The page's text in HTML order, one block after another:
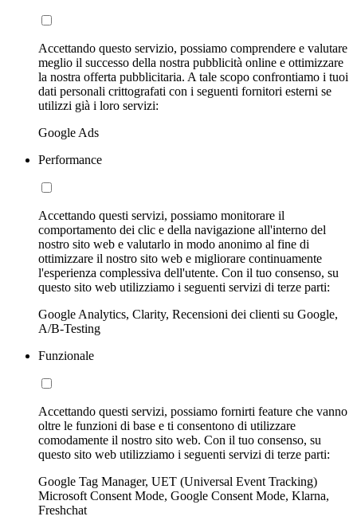
Accettando questo servizio, possiamo comprendere e valutare
meglio il successo della nostra pubblicità online e ottimizzare
la nostra offerta pubblicitaria. A tale scopo confrontiamo i tuoi
dati personali crittografati con i seguenti fornitori esterni se
utilizzi già i loro servizi:
Google Ads
Performance
Accettando questi servizi, possiamo monitorare il
comportamento dei clic e della navigazione all'interno del
nostro sito web e valutarlo in modo anonimo al fine di
ottimizzare il nostro sito web e migliorare continuamente
l'esperienza complessiva dell'utente. Con il tuo consenso, su
questo sito web utilizziamo i seguenti servizi di terze parti:
Google Analytics, Clarity, Recensioni dei clienti su Google,
A/B-Testing
Funzionale
Accettando questi servizi, possiamo fornirti feature che vanno
oltre le funzioni di base e ti consentono di utilizzare
comodamente il nostro sito web. Con il tuo consenso, su
questo sito web utilizziamo i seguenti servizi di terze parti:
Google Tag Manager, UET (Universal Event Tracking)
Microsoft Consent Mode, Google Consent Mode, Klarna,
Freshchat